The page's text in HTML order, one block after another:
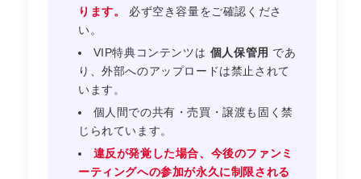
ります。
必ず空き容量をご確認くださ
い。
VIP特典コンテンツは 個人保管用 であ
り、外部へのアップロードは禁止されて
います。
個人間での共有・売買・譲渡も固く禁
じられています。
違反が発覚した場合、今後のファンミ
ーティングへの参加が永久に制限される